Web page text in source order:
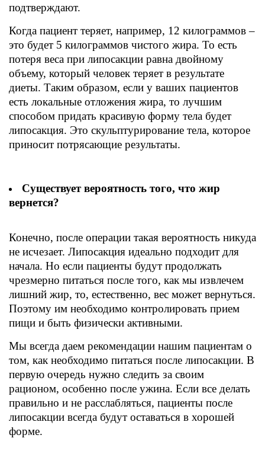
подтверждают.
Когда пациент теряет, например, 12 килограммов –
это будет 5 килограммов чистого жира. То есть
потеря веса при липосакции равна двойному
объему, который человек теряет в результате
диеты. Таким образом, если у ваших пациентов
есть локальные отложения жира, то лучшим
способом придать красивую форму тела будет
липосакция. Это скульптурирование тела, которое
приносит потрясающие результаты.
Существует вероятность того, что жир
вернется?
Конечно, после операции такая вероятность никуда
не исчезает. Липосакция идеально подходит для
начала. Но если пациенты будут продолжать
чрезмерно питаться после того, как мы извлечем
лишний жир, то, естественно, вес может вернуться.
Поэтому им необходимо контролировать прием
пищи и быть физически активными.
Мы всегда даем рекомендации нашим пациентам о
том, как необходимо питаться после липосакции. В
первую очередь нужно следить за своим
рационом, особенно после ужина. Если все делать
правильно и не расслабляться, пациенты после
липосакции всегда будут оставаться в хорошей
форме.